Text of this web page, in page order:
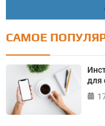
Тест: Как я
Онлайн тест на
САМОЕ
для